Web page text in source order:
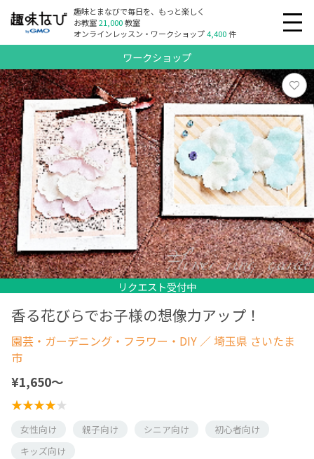
趣味とまなびで毎日を、もっと楽しく
お教室21,000教室
オンラインレッスン・ワークショップ4,400件
ワークショップ
リクエスト受付中
リクエスト受付中
香る花びらでお子様の想像力アップ！
園芸・ガーデニング・フラワー・DIY ／ 埼玉県 さいたま
市
¥1,650〜
女性向け 親子向け シニア向け
初心者向け
キッズ向け